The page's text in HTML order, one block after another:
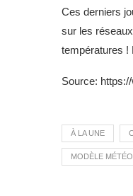
Ces derniers
sur les
températures
Source:
À LA UNE
MODÈLE